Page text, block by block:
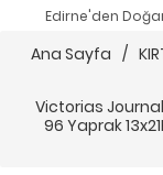
Edirne'den
Ana Sayfa /
Victorias
96 Yaprak